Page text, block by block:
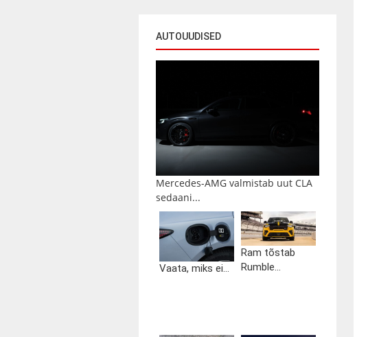
AUTOUUDISED
Mercedes-AMG valmistab uut CLA
sedaani...
Vaata, miks ei...
Ram tõstab
Rumble...